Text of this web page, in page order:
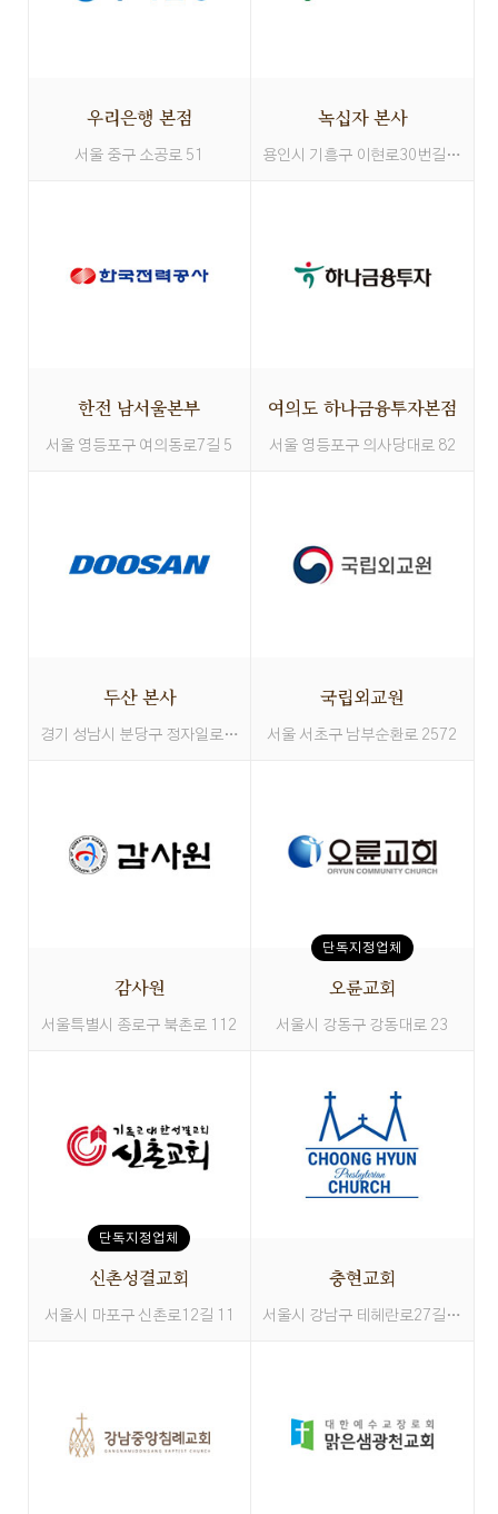
우리은행 본점
서울 중구 소공로 51
녹십자 본사
용인시 기흥구 이현로30번길 107
한전 남서울본부
서울 영등포구 여의동로7길 5
여의도 하나금융투자본점
서울 영등포구 의사당대로 82
두산 본사
경기 성남시 분당구 정자일로 155
국립외교원
서울 서초구 남부순환로 2572
감사원
서울특별시 종로구 북촌로 112
단독지정업체
오륜교회
서울시 강동구 강동대로 23
단독지정업체
신촌성결교회
서울시 마포구 신촌로12길 11
충현교회
서울시 강남구 테헤란로27길 40